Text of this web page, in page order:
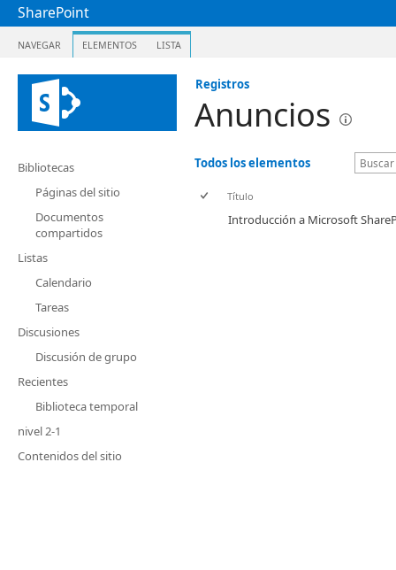
SharePoint
NAVEGAR ELEMENTOS LISTA
Registros
Anuncios
Bibliotecas
Páginas del sitio
Documentos
compartidos
Listas
Calendario
Tareas
Discusiones
Discusión de grupo
Recientes
Biblioteca temporal
nivel 2-1
Contenidos del sitio
Todos los elementos
Título
Introducción a Microsoft